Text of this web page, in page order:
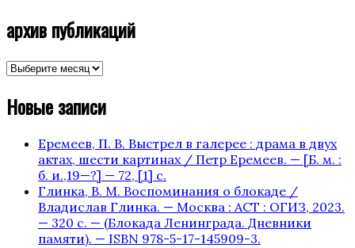
архив публикаций
архив
Новые записи
Еремеев, П. В. Выстрел в галерее : драма в двух
актах, шести картинах / Петр Еремеев. — [Б. м. :
б. и.,19—?] — 72, [1] с.
Глинка, В. М. Воспоминания о блокаде /
Владислав Глинка. — Москва : АСТ : ОГИЗ, 2023.
— 320 с. — (Блокада Ленинграда. Дневники
памяти). — ISBN 978-5-17-145909-3.